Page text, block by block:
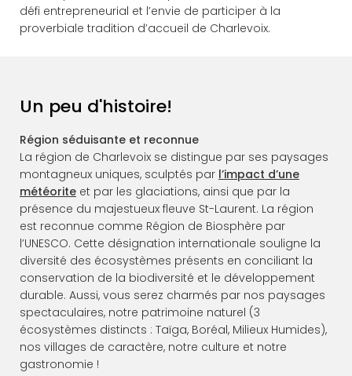
défi entrepreneurial et l’envie de participer à la
proverbiale tradition d’accueil de Charlevoix.
Un peu d'histoire!
Région séduisante et reconnue
La région de Charlevoix se distingue par ses paysages
montagneux uniques, sculptés par l’impact d’une
météorite et par les glaciations, ainsi que par la
présence du majestueux fleuve St-Laurent. La région
est reconnue comme Région de Biosphère par
l’UNESCO. Cette désignation internationale souligne la
diversité des écosystèmes présents en conciliant la
conservation de la biodiversité et le développement
durable. Aussi, vous serez charmés par nos paysages
spectaculaires, notre patrimoine naturel (3
écosystèmes distincts : Taïga, Boréal, Milieux Humides),
nos villages de caractère, notre culture et notre
gastronomie !